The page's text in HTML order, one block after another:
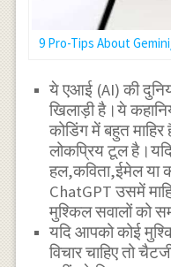
9 Pro-Tips About
ये एआई (AI) की
खिलाड़ी है।ये
कोडिंग में बहुत
लोकप्रिय टूल
हल,कविता,ईमेल या
ChatGPT उसमें
मुश्किल सवालों को
यदि आपको कोई
विचार चाहिए तो